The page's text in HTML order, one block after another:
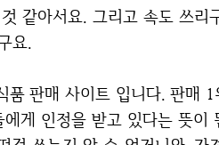
같아서요. 그리고 속도 쓰리
요.
게 인정을 받고 있다는 뜻